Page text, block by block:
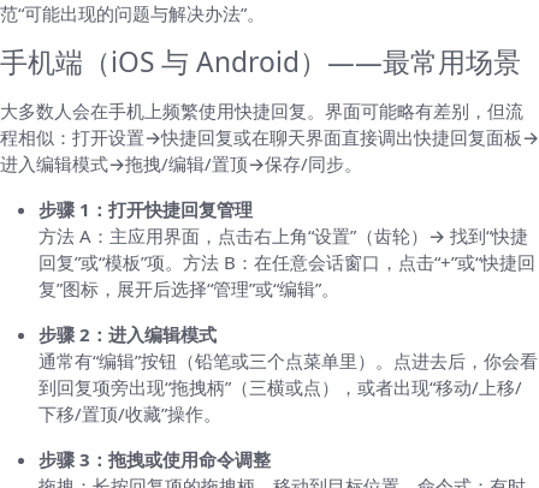
范“可能出现的问题与解决办法”。
手机端（iOS 与 Android）——最常用场景
大多数人会在手机上频繁使用快捷回复。界面可能略有差别，但流
程相似：打开设置→快捷回复或在聊天界面直接调出快捷回复面板→
进入编辑模式→拖拽/编辑/置顶→保存/同步。
步骤 1：打开快捷回复管理
方法 A：主应用界面，点击右上角“设置”（齿轮）→ 找到“快捷
回复”或“模板”项。方法 B：在任意会话窗口，点击“+”或“快捷回
复”图标，展开后选择“管理”或“编辑”。
步骤 2：进入编辑模式
通常有“编辑”按钮（铅笔或三个点菜单里）。点进去后，你会看
到回复项旁出现“拖拽柄”（三横或点），或者出现“移动/上移/
下移/置顶/收藏”操作。
步骤 3：拖拽或使用命令调整